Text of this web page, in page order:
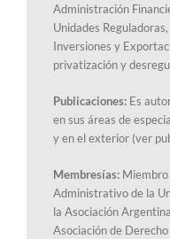
Administración
Unidades
Inversiones y
privatización y
Publicaciones: Es
en sus áreas de
y en el exterior (ver
Membresías:
Administrativo de la
la Asociación
Asociación de